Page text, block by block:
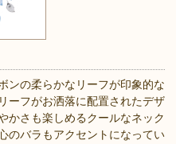
ンの柔らかなリーフが印象的な
ーフがお洒落に配置されたデザ
かさも楽しめるクールなネック
のバラもアクセントになってい